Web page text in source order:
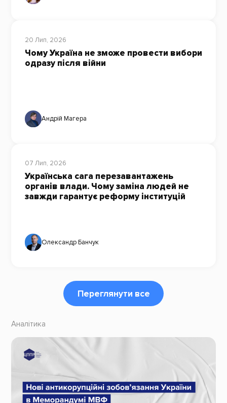
20 Лип, 2026
Чому Україна не зможе провести вибори
одразу після війни
Андрій Магера
07 Лип, 2026
Українська сага перезавантажень
органів влади. Чому заміна людей не
завжди гарантує реформу інституцій
Олександр Банчук
Переглянути все
Аналітика